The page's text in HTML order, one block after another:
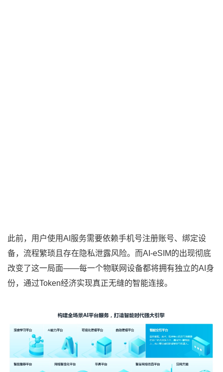
此前，用户使用AI服务需要依赖手机号注册账号、绑定设
备，流程繁琐且存在隐私泄露风险。而AI-eSIM的出现彻底
改变了这一局面——每一个物联网设备都将拥有独立的AI身
份，通过Token经济实现真正无缝的智能连接。